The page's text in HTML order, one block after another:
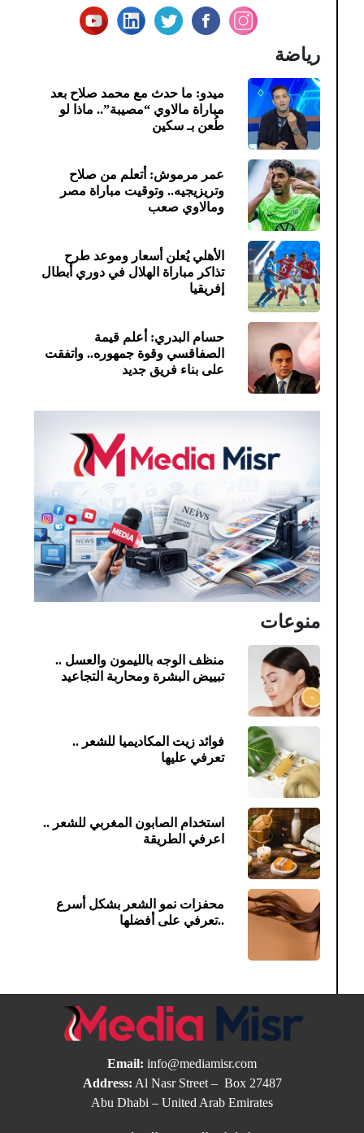
رياضة
ميدو: ما حدث مع محمد صلاح بعد
مباراة مالاوي “مصيبة”.. ماذا لو
طُعن بـ سكين
عمر مرموش: أتعلم من صلاح
وتريزيجيه.. وتوقيت مباراة مصر
ومالاوي صعب
الأهلي يُعلن أسعار وموعد طرح
تذاكر مباراة الهلال في دوري أبطال
إفريقيا
حسام البدري: أعلم قيمة
الصفاقسي وقوة جمهوره.. واتفقت
على بناء فريق جديد
منوعات
منظف الوجه بالليمون والعسل ..
تبييض البشرة ومحاربة التجاعيد
فوائد زيت المكاديميا للشعر ..
تعرفي عليها
استخدام الصابون المغربي للشعر ..
اعرفي الطريقة
محفزات نمو الشعر بشكل أسرع
..تعرفي على أفضلها
Email: info@mediamisr.com
Address: Al Nasr Street – Box 27487
Abu Dhabi – United Arab Emirates